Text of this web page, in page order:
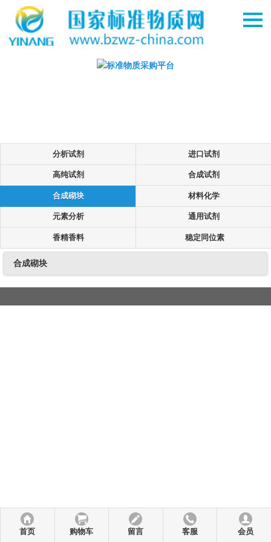
分析试剂 进口试剂
高纯试剂 合成试剂
合成砌块 材料化学
元素分析 通用试剂
香精香料 稳定同位素
合成砌块
首页 购物车 留言 客服 会员